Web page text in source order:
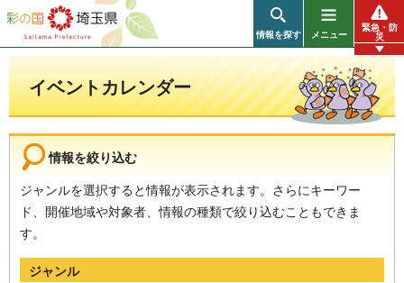
彩の国 埼玉県
情報を探す メニュー
緊急・防
災
イベントカレンダー
情報を絞り込む
ジャンルを選択すると情報が表示されます。さらにキーワー
ド、開催地域や対象者、情報の種類で絞り込むこともできま
す。
ジャンル